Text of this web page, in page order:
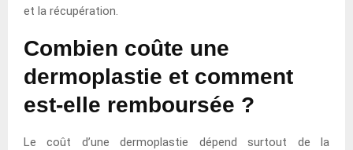
et la récupération.
Combien coûte une
dermoplastie et comment
est-elle remboursée ?
Le coût d’une dermoplastie dépend surtout de la